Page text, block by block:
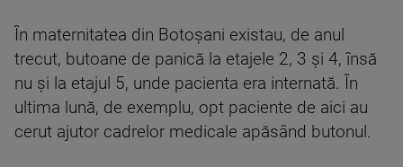
În maternitatea din Botoșani existau, de anul
trecut, butoane de panică la etajele 2, 3 și 4, însă
nu și la etajul 5, unde pacienta era internată. În
ultima lună, de exemplu, opt paciente de aici au
cerut ajutor cadrelor medicale apăsând butonul.